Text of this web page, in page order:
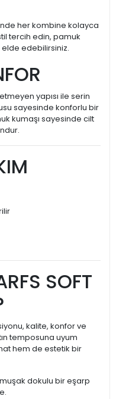
her kombine kolayca
tercih edin, pamuk
elde edebilirsiniz.
yapısı ile serin
sayesinde konforlu bir
kumaşı sayesinde cilt
SOFT
kalite, konfor ve
temposuna uyum
hem de estetik bir
dokulu bir eşarp